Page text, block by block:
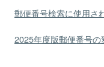
郵便番号検索に使用さ
2025年度版郵便番号の